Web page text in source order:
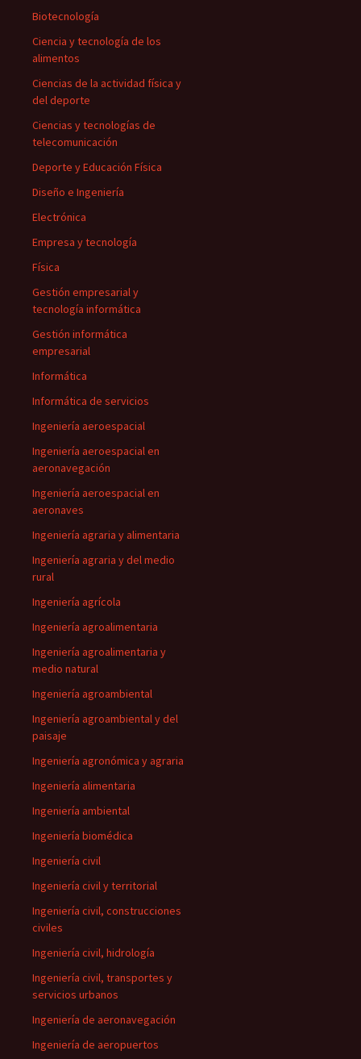
Biotecnología
Ciencia y tecnología de los
alimentos
Ciencias de la actividad física y
del deporte
Ciencias y tecnologías de
telecomunicación
Deporte y Educación Física
Diseño e Ingeniería
Electrónica
Empresa y tecnología
Física
Gestión empresarial y
tecnología informática
Gestión informática
empresarial
Informática
Informática de servicios
Ingeniería aeroespacial
Ingeniería aeroespacial en
aeronavegación
Ingeniería aeroespacial en
aeronaves
Ingeniería agraria y alimentaria
Ingeniería agraria y del medio
rural
Ingeniería agrícola
Ingeniería agroalimentaria
Ingeniería agroalimentaria y
medio natural
Ingeniería agroambiental
Ingeniería agroambiental y del
paisaje
Ingeniería agronómica y agraria
Ingeniería alimentaria
Ingeniería ambiental
Ingeniería biomédica
Ingeniería civil
Ingeniería civil y territorial
Ingeniería civil, construcciones
civiles
Ingeniería civil, hidrología
Ingeniería civil, transportes y
servicios urbanos
Ingeniería de aeronavegación
Ingeniería de aeropuertos